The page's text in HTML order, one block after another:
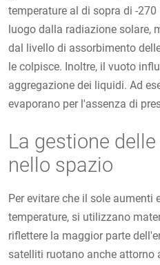
temperature al di sopra di -
luogo dalla radiazione solare,
dal livello di assorbimento
le colpisce. Inoltre, il vuoto
aggregazione dei liquidi. Ad
evaporano per l'assenza di
La gestione
nello spazio
Per evitare che il sole aumenti
temperature, si utilizzano
riflettere la maggior parte
satelliti ruotano anche attorno